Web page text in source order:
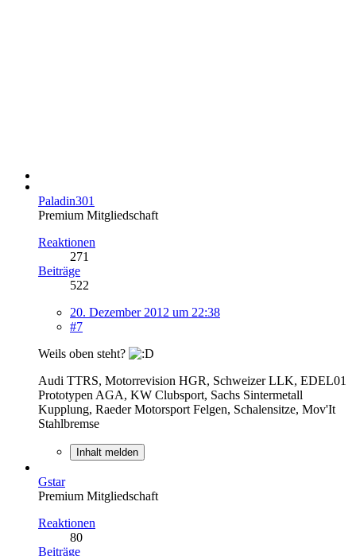
Paladin301
Premium Mitgliedschaft
Reaktionen
271
Beiträge
522
20. Dezember 2012 um 22:38
#7
Weils oben steht?
Audi TTRS, Motorrevision HGR, Schweizer LLK, EDEL01
Prototypen AGA, KW Clubsport, Sachs Sintermetall
Kupplung, Raeder Motorsport Felgen, Schalensitze, Mov'It
Stahlbremse
Inhalt melden
Gstar
Premium Mitgliedschaft
Reaktionen
80
Beiträge